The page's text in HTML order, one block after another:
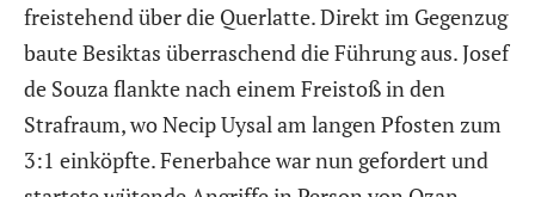
freistehend über die Querlatte. Direkt im Gegenzug
baute Besiktas überraschend die Führung aus. Josef
de Souza flankte nach einem Freistoß in den
Strafraum, wo Necip Uysal am langen Pfosten zum
3:1 einköpfte. Fenerbahce war nun gefordert und